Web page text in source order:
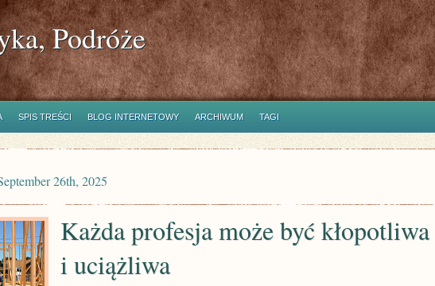
Podróże
SPIS TREŚCI BLOG INTERNETOWY ARCHIWUM TAGI
26th, 2025
Każda profesja może być kłopotliwa
i uciążliwa